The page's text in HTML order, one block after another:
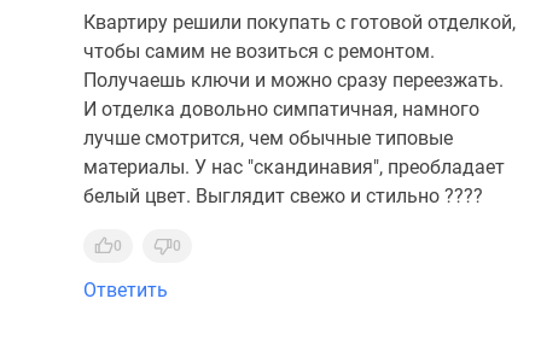
Квартиру решили покупать с готовой отделкой,
чтобы самим не возиться с ремонтом.
Получаешь ключи и можно сразу переезжать.
И отделка довольно симпатичная, намного
лучше смотрится, чем обычные типовые
материалы. У нас "скандинавия", преобладает
белый цвет. Выглядит свежо и стильно ????
0 0
Ответить